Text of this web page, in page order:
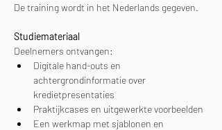
De training wordt in het Nederlands gegeven.
Studiemateriaal
Deelnemers ontvangen:
Digitale hand-outs en
achtergrondinformatie over
kredietpresentaties
Praktijkcases en uitgewerkte voorbeelden
Een werkmap met sjablonen en